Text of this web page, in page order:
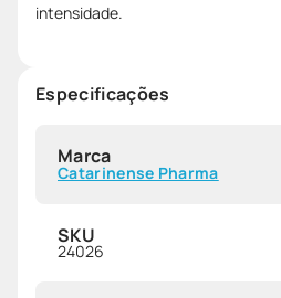
intensidade.
Especificações
Marca
Catarinense Pharma
SKU
24026